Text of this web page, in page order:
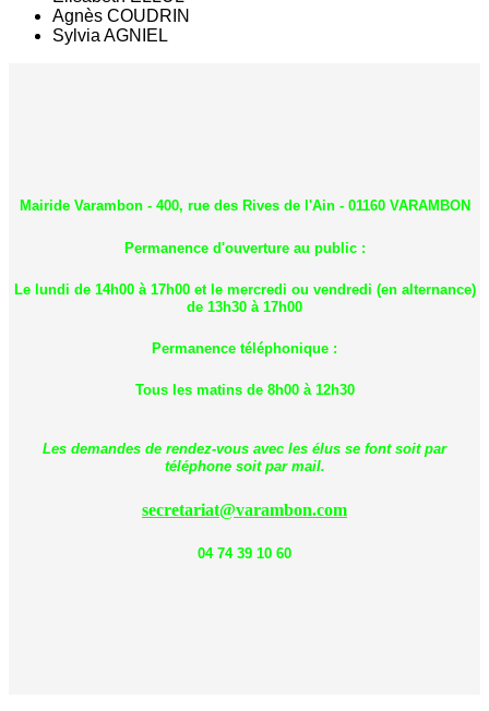
Agnès COUDRIN
Sylvia AGNIEL
Mairide Varambon - 400, rue des Rives de l'Ain - 01160 VARAMBON
Permanence d'ouverture au public :
Le lundi de 14h00 à 17h00 et le mercredi ou vendredi (en alternance)
de 13h30 à 17h00
Permanence téléphonique :
Tous les matins de 8h00 à 12h30
Les demandes de rendez-vous avec les élus se font soit par
téléphone soit par mail.
secretariat@varambon.com
04 74 39 10 60